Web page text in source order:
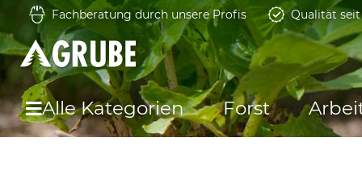
Fachberatung durch unsere Profis Qualität
Alle Kategorien Forst